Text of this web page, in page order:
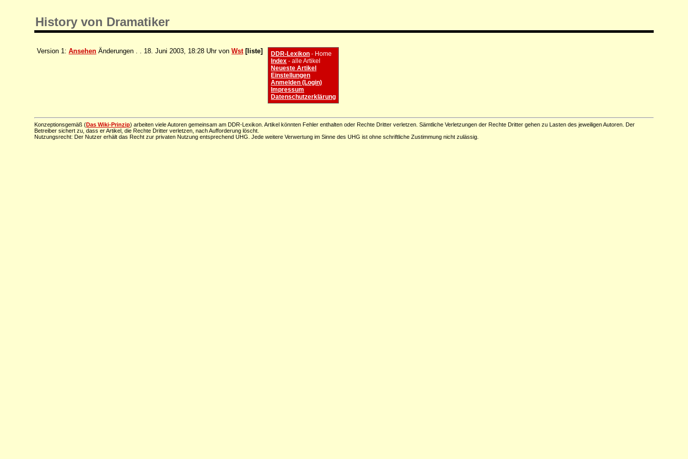
History von Dramatiker
Version 1:Ansehen Änderungen . . 18. Juni 2003, 18:28 Uhr vonWst [liste] DDR-Lexikon - Home
Index - alle Artikel
Neueste Artikel
Einstellungen
Anmelden (Login)
Impressum
Datenschutzerklärung
Konzeptionsgemäß (Das Wiki-Prinzip) arbeiten viele Autoren gemeinsam am DDR-Lexikon. Artikel könnten Fehler enthalten oder Rechte Dritter verletzen. Sämtliche Verletzungen der Rechte Dritter gehen zu Lasten des jeweiligen Autoren. Der
Betreiber sichert zu, dass er Artikel, die Rechte Dritter verletzen, nach Aufforderung löscht.
Nutzungsrecht: Der Nutzer erhält das Recht zur privaten Nutzung entsprechend UHG. Jede weitere Verwertung im Sinne des UHG ist ohne schriftliche Zustimmung nicht zulässig.